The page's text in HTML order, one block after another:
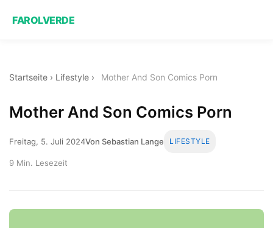
FAROLVERDE
Startseite › Lifestyle › Mother And Son Comics Porn
Mother And Son Comics Porn
Freitag, 5. Juli 2024Von Sebastian Lange LIFESTYLE
9 Min. Lesezeit